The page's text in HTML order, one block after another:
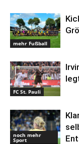
mehr Fußball
FC St. Pauli
noch mehr
Sport